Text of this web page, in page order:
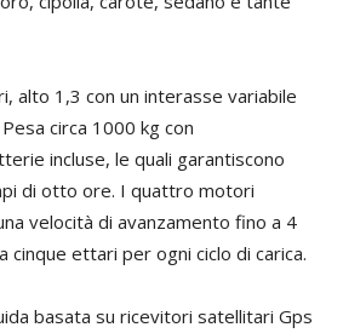
alto 1,3 con un interasse variabile
circa 1000 kg con
incluse, le quali garantiscono
di otto ore. I quattro motori
velocità di avanzamento fino a 4
cinque ettari per ogni ciclo di carica.
basata su ricevitori satellitari Gps